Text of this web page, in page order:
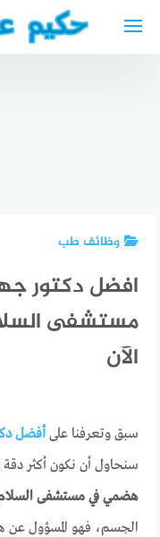
فاس
المغرب
وظائف طب
افضل دكتور
الآن
سبق وتعرفنا علىأفضل
سنحاول أن نكون أكثر
هضمي في مستشفى
الجسم، فهو المسؤول عن